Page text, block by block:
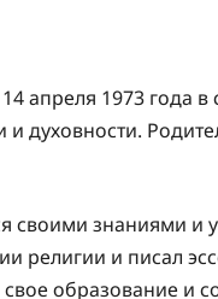
апреля 1973 года в
и духовности.
знаниями и
религии и писал
образование и